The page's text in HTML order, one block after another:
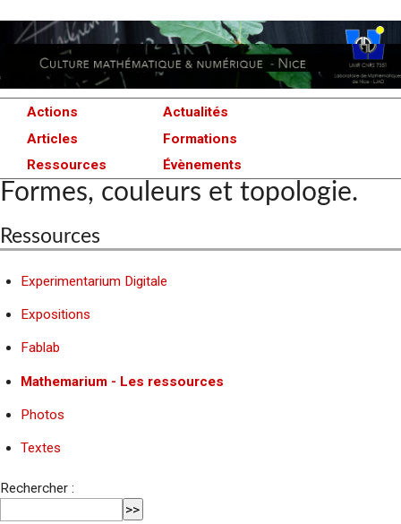
Actions
Actualités
Articles
Formations
Ressources
Évènements
Formes, couleurs et topologie.
Ressources
Experimentarium Digitale
Expositions
Fablab
Mathemarium - Les ressources
Photos
Textes
Rechercher :